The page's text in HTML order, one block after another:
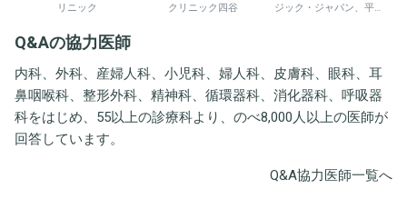
リニック
クリニック四谷
ジック・ジャパン、平野
Q&Aの協力医師
内科、外科、産婦人科、小児科、婦人科、皮膚科、眼科、耳
鼻咽喉科、整形外科、精神科、循環器科、消化器科、呼吸器
科をはじめ、55以上の診療科より、のべ8,000人以上の医師が
回答しています。
Q&A協力医師一覧へ